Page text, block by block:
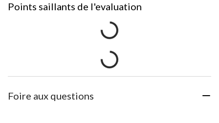
Points saillants de l'evaluation
Foire aux questions